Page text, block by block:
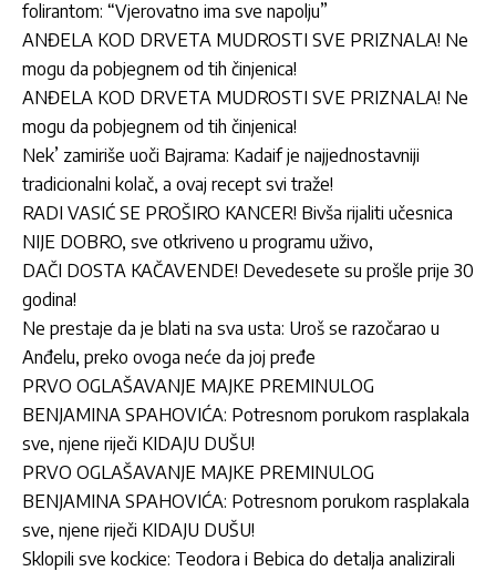
folirantom: “Vjerovatno ima sve napolju”
ANĐELA KOD DRVETA MUDROSTI SVE PRIZNALA! Ne
mogu da pobjegnem od tih činjenica!
ANĐELA KOD DRVETA MUDROSTI SVE PRIZNALA! Ne
mogu da pobjegnem od tih činjenica!
Nek’ zamiriše uoči Bajrama: Kadaif je najjednostavniji
tradicionalni kolač, a ovaj recept svi traže!
RADI VASIĆ SE PROŠIRO KANCER! Bivša rijaliti učesnica
NIJE DOBRO, sve otkriveno u programu uživo,
DAČI DOSTA KAČAVENDE! Devedesete su prošle prije 30
godina!
Ne prestaje da je blati na sva usta: Uroš se razočarao u
Anđelu, preko ovoga neće da joj pređe
PRVO OGLAŠAVANJE MAJKE PREMINULOG
BENJAMINA SPAHOVIĆA: Potresnom porukom rasplakala
sve, njene riječi KIDAJU DUŠU!
PRVO OGLAŠAVANJE MAJKE PREMINULOG
BENJAMINA SPAHOVIĆA: Potresnom porukom rasplakala
sve, njene riječi KIDAJU DUŠU!
Sklopili sve kockice: Teodora i Bebica do detalja analizirali